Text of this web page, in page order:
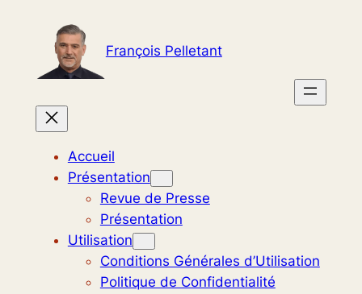
contenu
François Pelletant
Accueil
Présentation
Revue de Presse
Présentation
Utilisation
Conditions Générales d’Utilisation
Politique de Confidentialité